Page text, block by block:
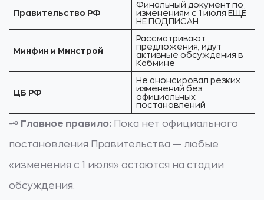
Правительство РФ
Финальный документ по
изменениям с 1 июля ЕЩЁ
НЕ ПОДПИСАН
Минфин и Минстрой
Рассматривают
предложения, идут
активные обсуждения в
Кабмине
ЦБ РФ
Не анонсировал резких
изменений без
официальных
постановлений
🗝️ Главное правило: Пока нет официального
постановления Правительства — любые
«изменения с 1 июля» остаются на стадии
обсуждения.